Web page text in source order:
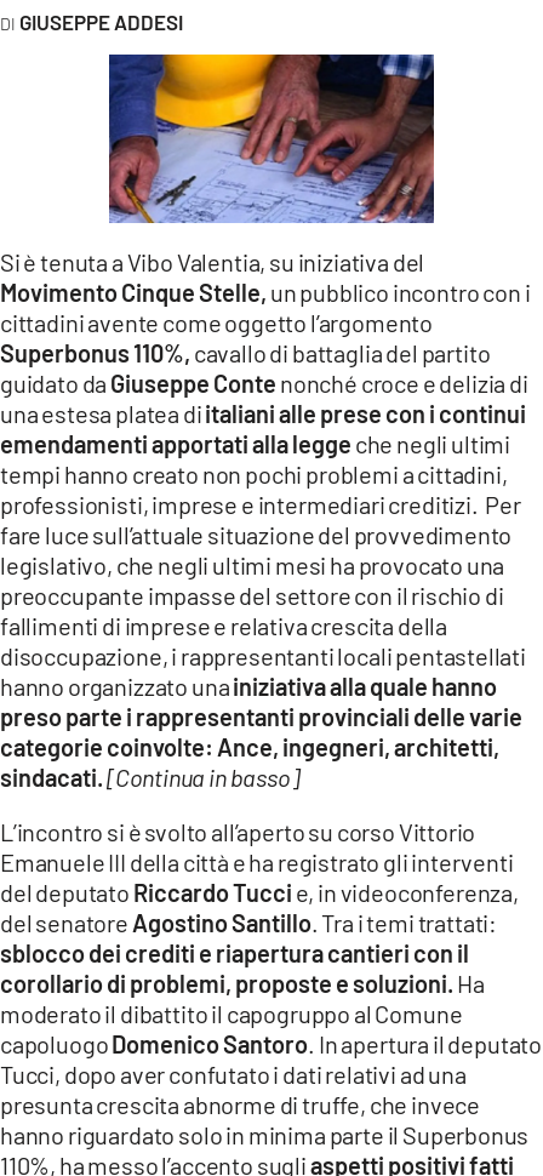
LaC
Network
LACPLAY.IT
LACONAIR.IT
ILREGGINO.IT
COSENZACHANNEL.IT
ILVIBONESE.IT
CATANZAROCHANNEL.IT
LACAPITALENEWS.IT
App
ANDROID
APPLE
GIUSEPPE ADDESI
Si è tenuta a Vibo Valentia, su iniziativa del
Movimento Cinque Stelle, un pubblico incontro con i
cittadini avente come oggetto l’argomento
Superbonus 110%, cavallo di battaglia del partito
guidato da Giuseppe Conte nonché croce e delizia di
una estesa platea diitaliani alle prese con i continui
emendamenti apportati alla legge che negli ultimi
tempi hanno creato non pochi problemi a cittadini,
professionisti, imprese e intermediari creditizi. Per
fare luce sull’attuale situazione del provvedimento
legislativo, che negli ultimi mesi ha provocato una
preoccupante impasse del settore con il rischio di
fallimenti di imprese e relativa crescita della
disoccupazione, i rappresentanti locali pentastellati
hanno organizzato unainiziativa alla quale hanno
preso parte i rappresentanti provinciali delle varie
categorie coinvolte: Ance, ingegneri, architetti,
sindacati.[Continua in basso]
L’incontro si è svolto all’aperto su corso Vittorio
Emanuele III della città e ha registrato gli interventi
del deputato Riccardo Tucci e, in videoconferenza,
del senatore Agostino Santillo. Tra i temi trattati:
sblocco dei crediti e riapertura cantieri con il
corollario di problemi, proposte e soluzioni. Ha
moderato il dibattito il capogruppo al Comune
capoluogoDomenico Santoro. In apertura il deputato
Tucci, dopo aver confutato i dati relativi ad una
presunta crescita abnorme di truffe, che invece
hanno riguardato solo in minima parte il Superbonus
110%, ha messo l’accento sugliaspetti positivi fatti